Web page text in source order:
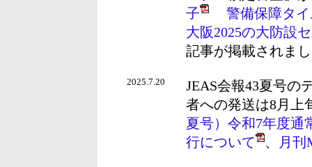
子
警備保障タ
大阪2025の大防設
記事が掲載されま
2025.7.20
JEAS会報43夏号の
者への発送は8月上
夏号）令和7年度通
行について
、 月刊